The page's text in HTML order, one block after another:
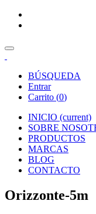
BÚSQUEDA
Entrar
Carrito (0)
INICIO (current)
SOBRE
PRODUCTOS
MARCAS
BLOG
CONTACTO
Orizzonte-5m